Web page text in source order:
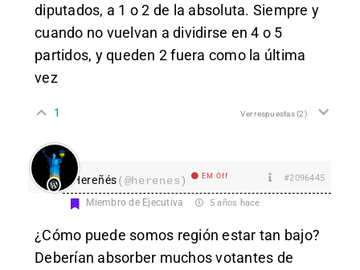
diputados, a 1 o 2 de la absoluta. Siempre y
cuando no vuelvan a dividirse en 4 o 5
partidos, y queden 2 fuera como la última
vez
1 Ver respuestas(2)
Hereñés(@herenes) EM Off #2096445
Miembro de Ejecutiva 5 años hace
¿Cómo puede somos región estar tan bajo?
Deberían absorber muchos votantes de